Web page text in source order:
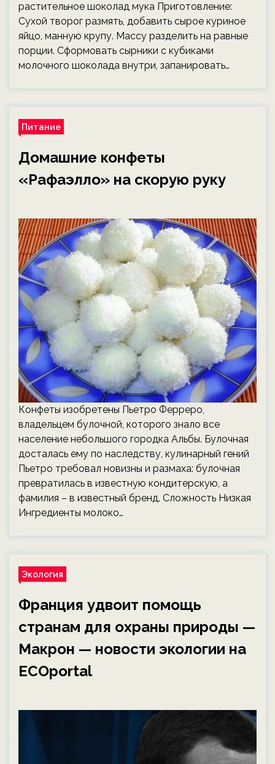
растительное шоколад мука Приготовление:
Сухой творог размять, добавить сырое куриное
яйцо, манную крупу. Массу разделить на равные
порции. Сформовать сырники с кубиками
молочного шоколада внутри, запанировать…
Питание
Домашние конфеты
«Рафаэлло» на скорую руку
Конфеты изобретены Пьетро Ферреро,
владельцем булочной, которого знало все
население небольшого городка Альбы. Булочная
досталась ему по наследству, кулинарный гений
Пьетро требовал новизны и размаха: булочная
превратилась в известную кондитерскую, а
фамилия – в известный бренд. Сложность Низкая
Ингредиенты молоко…
Экология
Франция удвоит помощь
странам для охраны природы —
Макрон — новости экологии на
ECOportal